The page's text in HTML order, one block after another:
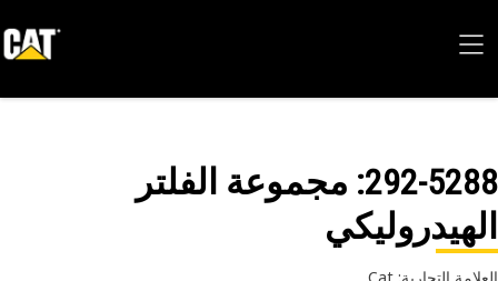
292-: مجموعة الفلتر